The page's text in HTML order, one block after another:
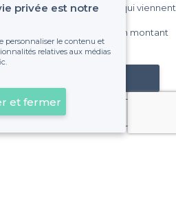
le million de visiteurs qui viennent
vous payez un montant
voir déraper la facture.
établissement
client
privée est notre
personnaliser le contenu et
relatives aux médias
et fermer